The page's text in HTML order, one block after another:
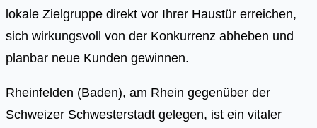
lokale Zielgruppe direkt vor Ihrer Haustür erreichen,
sich wirkungsvoll von der Konkurrenz abheben und
planbar neue Kunden gewinnen.
Rhein­fel­den (Baden), am Rhein gegen­über der
Schwei­zer Schwes­ter­stadt gele­gen, ist ein vita­ler